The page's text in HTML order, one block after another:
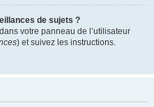
de sujets ?
votre panneau de l’utilisateur
) et suivez les instructions.